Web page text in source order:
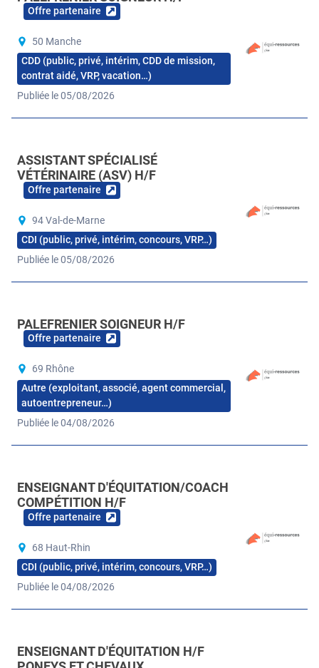
Offre partenaire
50 Manche
CDD (public, privé, intérim, CDD de mission,
contrat aidé, VRP, vacation…)
Publiée le 05/08/2026
ASSISTANT SPÉCIALISÉ
VÉTÉRINAIRE (ASV) H/F
Offre partenaire
94 Val-de-Marne
CDI (public, privé, intérim, concours, VRP…)
Publiée le 05/08/2026
PALEFRENIER SOIGNEUR H/F
Offre partenaire
69 Rhône
Autre (exploitant, associé, agent commercial,
autoentrepreneur…)
Publiée le 04/08/2026
ENSEIGNANT D'ÉQUITATION/COACH
COMPÉTITION H/F
Offre partenaire
68 Haut-Rhin
CDI (public, privé, intérim, concours, VRP…)
Publiée le 04/08/2026
ENSEIGNANT D'ÉQUITATION H/F